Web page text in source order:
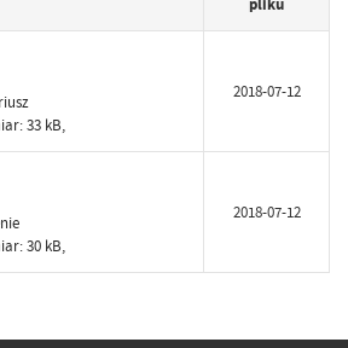
pliku
33 kB,
2018-07-12
30 kB,
2018-07-12